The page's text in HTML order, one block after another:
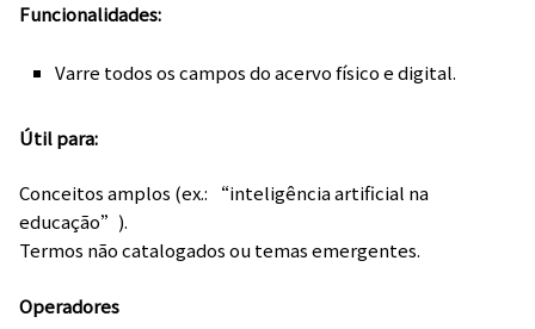
Funcionalidades:
Varre todos os campos do acervo físico e digital.
Útil para:
Conceitos amplos (ex.: “inteligência artificial na
educação”).
Termos não catalogados ou temas emergentes.
Operadores